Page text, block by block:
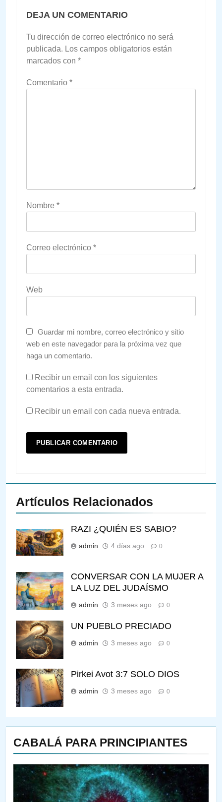
CABALÁ PARA PRINCIPIANTES
DEJA UN COMENTARIO
Tu dirección de correo electrónico no será
publicada. Los campos obligatorios están
marcados con *
Comentario *
Nombre *
Correo electrónico *
Web
Guardar mi nombre, correo electrónico y sitio
web en este navegador para la próxima vez que
haga un comentario.
Recibir un email con los siguientes
comentarios a esta entrada.
Recibir un email con cada nueva entrada.
Artículos Relacionados
RAZI ¿QUIÉN ES SABIO?
admin 4 días ago 0
CONVERSAR CON LA MUJER A
LA LUZ DEL JUDAÍSMO
admin 3 meses ago 0
UN PUEBLO PRECIADO
admin 3 meses ago 0
Pirkei Avot 3:7 SOLO DIOS
admin 3 meses ago 0